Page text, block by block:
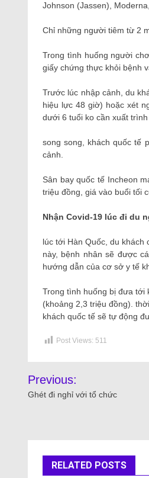
Johnson (Jassen),
Chỉ những người tiêm từ 2
Trong tình huống người
giấy chứng thực khỏi bệnh
Trước lúc nhập cảnh, du
hiệu lực 48 giờ) hoặc xét
dưới 6 tuổi ko cần xuất
song song, khách quốc tế
cảnh.
Sân bay quốc tế Incheon
triệu đồng, giá vào buổi tối
Nhận Covid-19 lúc đi du
lúc tới Hàn Quốc, du khách
này, bệnh nhân sẽ được
hướng dẫn của cơ sở y tế
Trong tình huống bị đưa tới
(khoảng 2,3 triệu đồng).
khách quốc tế sẽ tự động
Post Views: 511
Previous:
Ghét đi nghỉ với tổ chức
RELATED POSTS